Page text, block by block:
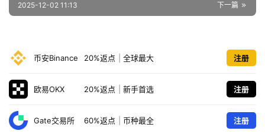
下一篇
2025-12-02 11:13
币安Binance 20%返点 全球最大 注册
欧易OKX 20%返点 新手首选 注册
Gate交易所 60%返点 币种最全 注册